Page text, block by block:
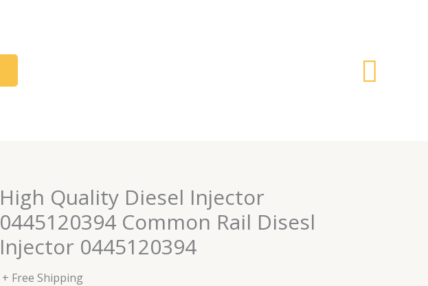
搜
High Quality Diesel Injector
0445120394 Common Rail Disesl
Injector 0445120394
+ Free Shipping